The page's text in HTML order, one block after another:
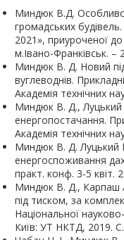
Миндюк В.Д.
громадських
2021», приуроченої
м.Івано-Франківськ. –
Миндюк В. Д. Новий
вуглеводнів.
Академія технічних
Миндюк В. Д., Луцький
енергопостачання.
Академія технічних
Миндюк В. Д. Луцький
енергоспоживання
практ. конф. 3-5 квіт.
Миндюк В. Д., Карпаш
під тиском, за
Національної
Київ: УТ НКТД, 2019.